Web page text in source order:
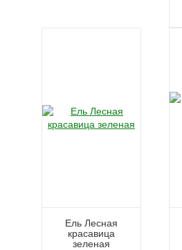
Ель Лесная
красавица
зеленая